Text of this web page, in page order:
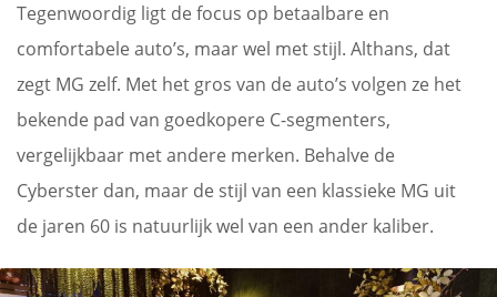
Tegenwoordig ligt de focus op betaalbare en
comfortabele auto’s, maar wel met stijl. Althans, dat
zegt MG zelf. Met het gros van de auto’s volgen ze het
bekende pad van goedkopere C-segmenters,
vergelijkbaar met andere merken. Behalve de
Cyberster dan, maar de stijl van een klassieke MG uit
de jaren 60 is natuurlijk wel van een ander kaliber.